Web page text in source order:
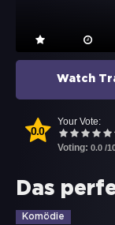
Watch
0.0
Your Vote:
Voting: 0.0 /
Das
Komödie